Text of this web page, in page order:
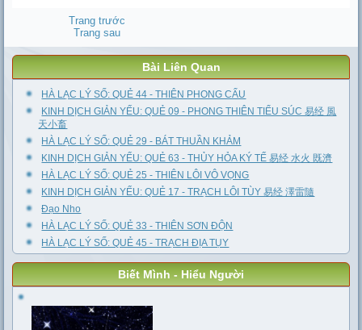
Trang trước
Trang sau
Bài Liên Quan
HÀ LẠC LÝ SỐ: QUẺ 44 - THIÊN PHONG CẤU
KINH DỊCH GIẢN YẾU: QUẺ 09 - PHONG THIÊN TIỂU SÚC 易经 風
天小畜
HÀ LẠC LÝ SỐ: QUẺ 29 - BÁT THUẦN KHẢM
KINH DỊCH GIẢN YẾU: QUẺ 63 - THỦY HỎA KÝ TẾ 易经 水火 既濟
HÀ LẠC LÝ SỐ: QUẺ 25 - THIÊN LÔI VÔ VỌNG
KINH DỊCH GIẢN YẾU: QUẺ 17 - TRẠCH LÔI TÙY 易经 澤雷隨
Đạo Nho
HÀ LẠC LÝ SỐ: QUẺ 33 - THIÊN SƠN ĐỘN
HÀ LẠC LÝ SỐ: QUẺ 45 - TRẠCH ĐỊA TỤY
Biết Mình - Hiểu Người